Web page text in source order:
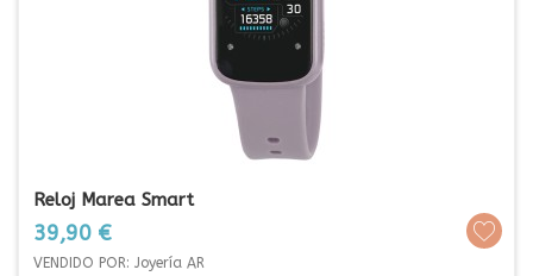
Reloj Marea Smart
Prezo
39,90 €
VENDIDO POR: Joyería AR